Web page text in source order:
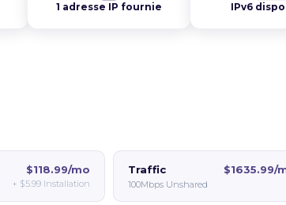
1 adresse IP fournie IPv6
$118.99/mo
+ $5.99 Installation
Traffic
100Mbps Unshared
$1635.99/